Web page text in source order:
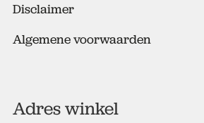
Disclaimer
Algemene voorwaarden
Adres winkel